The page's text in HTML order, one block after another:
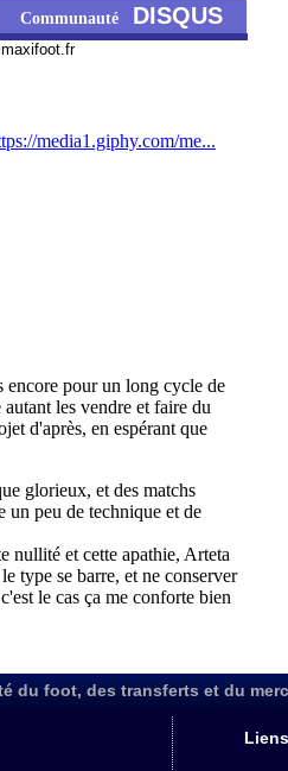
Communauté DISQUS
du foot, des transferts et du